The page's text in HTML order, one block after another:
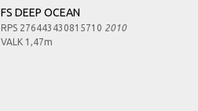
FS DEEP OCEAN
RPS 276443430815710 2010
VALK 1,47m